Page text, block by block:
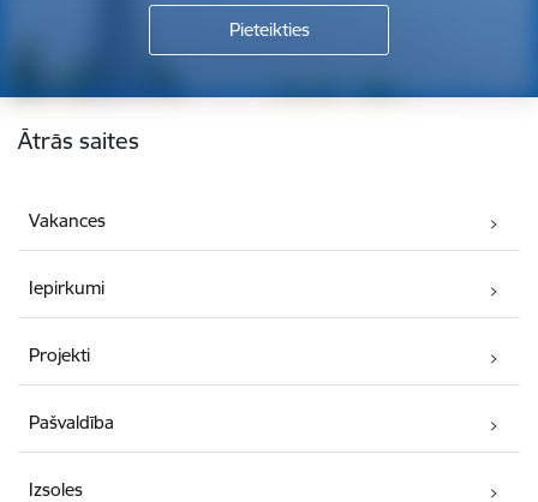
Kājene
Ātrās saites
Vakances
Iepirkumi
Projekti
Pašvaldība
Izsoles